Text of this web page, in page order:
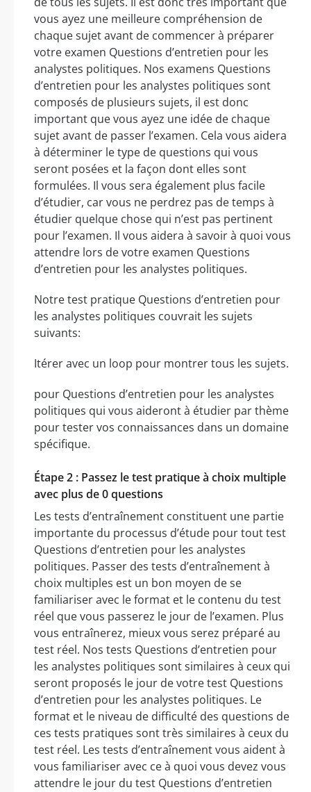
vous ayez une meilleure compréhension de
chaque sujet avant de commencer à préparer
votre examen Questions d’entretien pour les
analystes politiques. Nos examens Questions
d’entretien pour les analystes politiques sont
composés de plusieurs sujets, il est donc
important que vous ayez une idée de chaque
sujet avant de passer l’examen. Cela vous aidera
à déterminer le type de questions qui vous
seront posées et la façon dont elles sont
formulées. Il vous sera également plus facile
d’étudier, car vous ne perdrez pas de temps à
étudier quelque chose qui n’est pas pertinent
pour l’examen. Il vous aidera à savoir à quoi vous
attendre lors de votre examen Questions
d’entretien pour les analystes politiques.
Notre test pratique Questions d’entretien pour
les analystes politiques couvrait les sujets
suivants:
Itérer avec un loop pour montrer tous les sujets.
pour Questions d’entretien pour les analystes
politiques qui vous aideront à étudier par thème
pour tester vos connaissances dans un domaine
spécifique.
Étape 2 : Passez le test pratique à choix multiple
avec plus de 0 questions
Les tests d’entraînement constituent une partie
importante du processus d’étude pour tout test
Questions d’entretien pour les analystes
politiques. Passer des tests d’entraînement à
choix multiples est un bon moyen de se
familiariser avec le format et le contenu du test
réel que vous passerez le jour de l’examen. Plus
vous entraînerez, mieux vous serez préparé au
test réel. Nos tests Questions d’entretien pour
les analystes politiques sont similaires à ceux qui
seront proposés le jour de votre test Questions
d’entretien pour les analystes politiques. Le
format et le niveau de difficulté des questions de
ces tests pratiques sont très similaires à ceux du
test réel. Les tests d’entraînement vous aident à
vous familiariser avec ce à quoi vous devez vous
attendre le jour du test Questions d’entretien